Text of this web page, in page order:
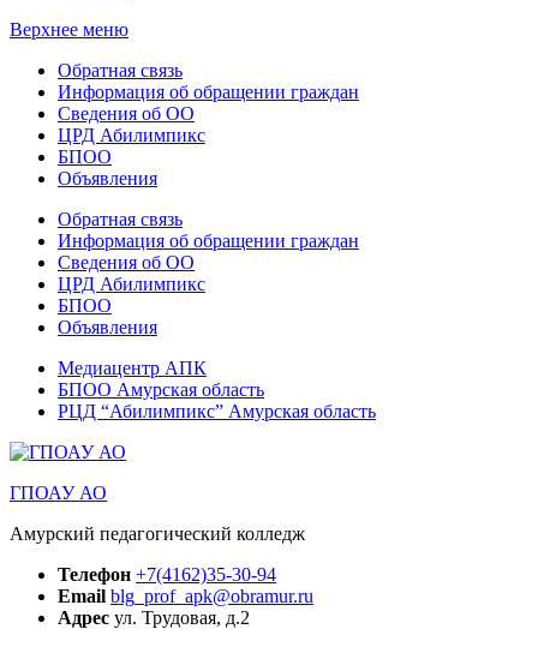
Верхнее меню
Обратная связь
Информация об обращении граждан
Сведения об ОО
ЦРД Абилимпикс
БПОО
Объявления
Обратная связь
Информация об обращении граждан
Сведения об ОО
ЦРД Абилимпикс
БПОО
Объявления
Медиацентр АПК
БПОО Амурская область
РЦД “Абилимпикс” Амурская область
ГПОАУ АО
Амурский педагогический колледж
Телефон +7(4162)35-30-94
Email blg_prof_apk@obramur.ru
Адрес ул. Трудовая, д.2